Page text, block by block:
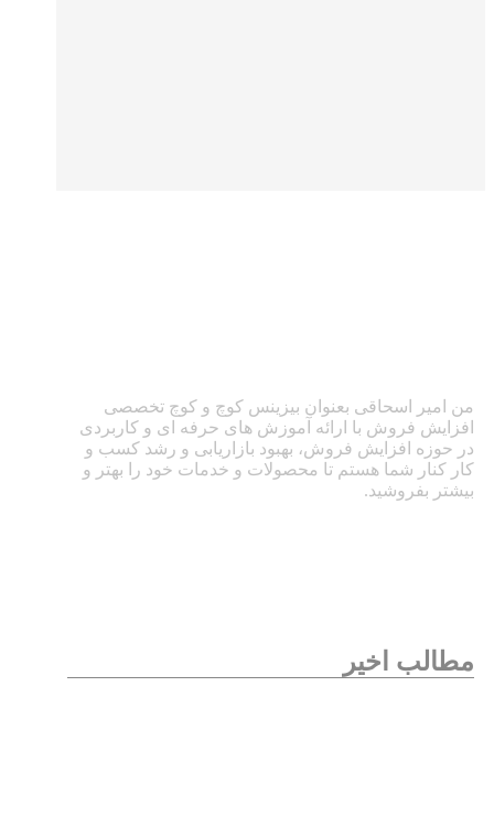
من امیر اسحاقی بعنوان بیزینس کوچ و کوچ تخصصی
افزایش فروش با ارائه آموزش های حرفه ای و کاربردی
در حوزه افزایش فروش، بهبود بازاریابی و رشد کسب و
کار کنار شما هستم تا محصولات و خدمات خود را بهتر و
بیشتر بفروشید.
مطالب اخیر